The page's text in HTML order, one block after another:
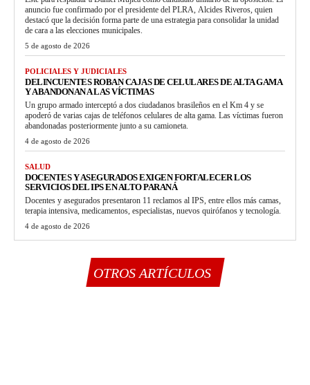
anuncio fue confirmado por el presidente del PLRA, Alcides Riveros, quien
destacó que la decisión forma parte de una estrategia para consolidar la unidad
de cara a las elecciones municipales.
5 de agosto de 2026
POLICIALES Y JUDICIALES
DELINCUENTES ROBAN CAJAS DE CELULARES DE ALTA GAMA
Y ABANDONAN A LAS VÍCTIMAS
Un grupo armado interceptó a dos ciudadanos brasileños en el Km 4 y se
apoderó de varias cajas de teléfonos celulares de alta gama. Las víctimas fueron
abandonadas posteriormente junto a su camioneta.
4 de agosto de 2026
SALUD
DOCENTES Y ASEGURADOS EXIGEN FORTALECER LOS
SERVICIOS DEL IPS EN ALTO PARANÁ
Docentes y asegurados presentaron 11 reclamos al IPS, entre ellos más camas,
terapia intensiva, medicamentos, especialistas, nuevos quirófanos y tecnología.
4 de agosto de 2026
OTROS ARTÍCULOS